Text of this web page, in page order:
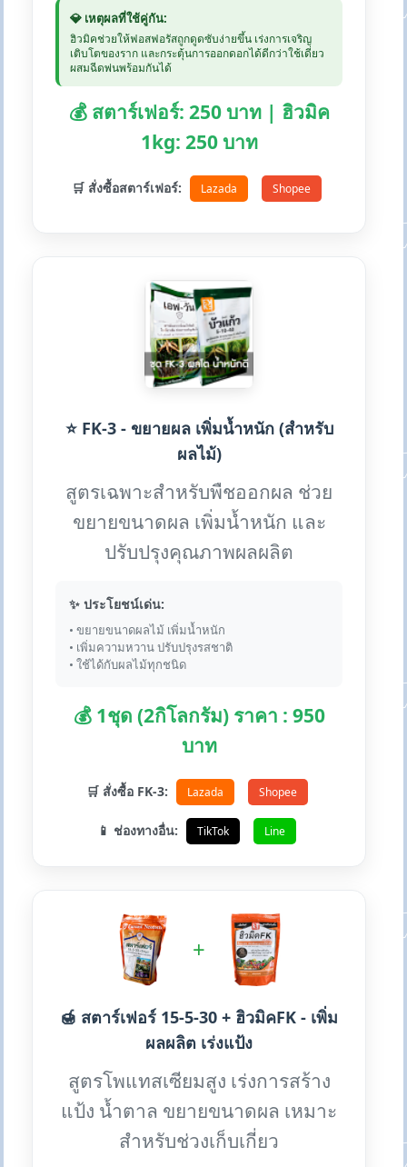
💎 เหตุผลที่ใช้คู่กัน:
ฮิวมิคช่วยให้ฟอสฟอรัสถูกดูดซับง่ายขึ้น เร่งการเจริญ
เติบโตของราก และกระตุ้นการออกดอกได้ดีกว่าใช้เดี่ยว
ผสมฉีดพ่นพร้อมกันได้
💰 สตาร์เฟอร์: 250 บาท | ฮิวมิค
1kg: 250 บาท
🛒 สั่งซื้อสตาร์เฟอร์: Lazada Shopee
⭐ FK-3 - ขยายผล เพิ่มน้ำหนัก (สำหรับ
ผลไม้)
สูตรเฉพาะสำหรับพืชออกผล ช่วย
ขยายขนาดผล เพิ่มน้ำหนัก และ
ปรับปรุงคุณภาพผลผลิต
✨ ประโยชน์เด่น:
• ขยายขนาดผลไม้ เพิ่มน้ำหนัก
• เพิ่มความหวาน ปรับปรุงรสชาติ
• ใช้ได้กับผลไม้ทุกชนิด
💰 1ชุด (2กิโลกรัม) ราคา : 950
บาท
🛒 สั่งซื้อ FK-3: Lazada Shopee
📱 ช่องทางอื่น: TikTok Line
+
🍯 สตาร์เฟอร์ 15-5-30 + ฮิวมิคFK - เพิ่ม
ผลผลิต เร่งแป้ง
สูตรโพแทสเซียมสูง เร่งการสร้าง
แป้ง น้ำตาล ขยายขนาดผล เหมาะ
สำหรับช่วงเก็บเกี่ยว